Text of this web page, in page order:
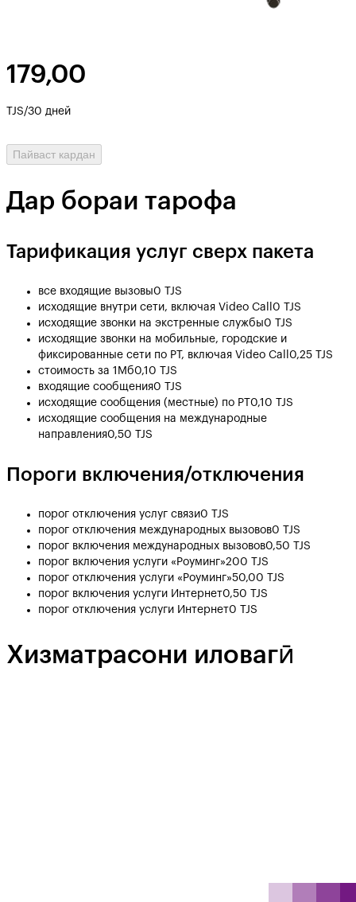
179,00
TJS/30 дней
Пайваст кардан
Дар бораи тарофа
Тарификация услуг сверх пакета
все входящие вызовы0 TJS
исходящие внутри сети, включая Video Call 0 TJS
исходящие звонки на экстренные службы0 TJS
исходящие звонки на мобильные, городские и
фиксированные сети по РТ, включая Video Call 0,25 TJS
стоимость за 1Мб0,10 TJS
входящие сообщения0 TJS
исходящие сообщения (местные) по РТ 0,10 TJS
исходящие сообщения на международные
направления0,50 TJS
Пороги включения/отключения
порог отключения услуг связи0 TJS
порог отключения международных вызовов0 TJS
порог включения международных вызовов0,50 TJS
порог включения услуги «Роуминг»200 TJS
порог отключения услуги «Роуминг»50,00 TJS
порог включения услуги Интернет0,50 TJS
порог отключения услуги Интернет0 TJS
Хизматрасони иловагӣ